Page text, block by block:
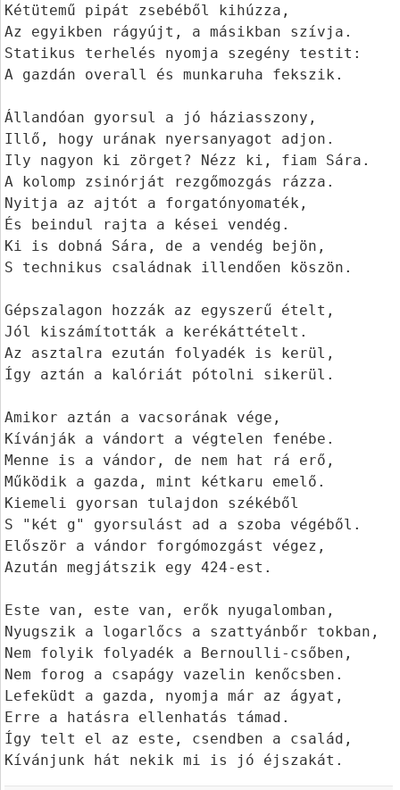
Kétütemű pipát zsebéből kihúzza,
Az egyikben rágyújt, a másikban szívja.
Statikus terhelés nyomja szegény testit:
A gazdán overall és munkaruha fekszik.
Állandóan gyorsul a jó háziasszony,
Illő, hogy urának nyersanyagot adjon.
Ily nagyon ki zörget? Nézz ki, fiam Sára.
A kolomp zsinórját rezgőmozgás rázza.
Nyitja az ajtót a forgatónyomaték,
És beindul rajta a kései vendég.
Ki is dobná Sára, de a vendég bejön,
S technikus családnak illendően köszön.
Gépszalagon hozzák az egyszerű ételt,
Jól kiszámították a kerékáttételt.
Az asztalra ezután folyadék is kerül,
Így aztán a kalóriát pótolni sikerül.
Amikor aztán a vacsorának vége,
Kívánják a vándort a végtelen fenébe.
Menne is a vándor, de nem hat rá erő,
Működik a gazda, mint kétkaru emelő.
Kiemeli gyorsan tulajdon székéből
S "két g" gyorsulást ad a szoba végéből.
Először a vándor forgómozgást végez,
Azután megjátszik egy 424-est.
Este van, este van, erők nyugalomban,
Nyugszik a logarlőcs a szattyánbőr tokban,
Nem folyik folyadék a Bernoulli-csőben,
Nem forog a csapágy vazelin kenőcsben.
Lefeküdt a gazda, nyomja már az ágyat,
Erre a hatásra ellenhatás támad.
Így telt el az este, csendben a család,